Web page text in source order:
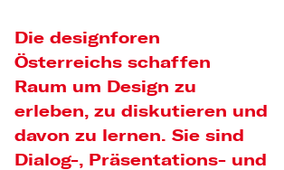
Die designforen
Österreichs schaffen
Raum um Design zu
erleben, zu diskutieren und
davon zu lernen. Sie sind
Dialog-, Präsentations- und